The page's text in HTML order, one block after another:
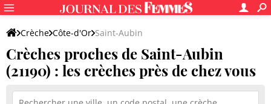
Crèche Côte-d'Or Saint-Aubin
Crèches proches de Saint-Aubin
(21190) : les crèches près de chez vous